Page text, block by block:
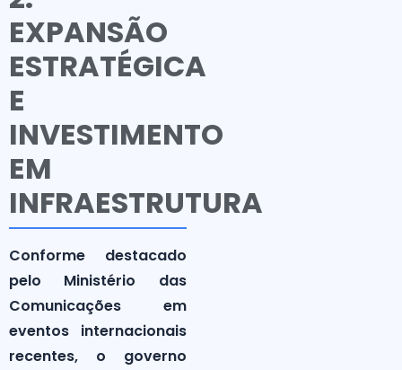
EXPANSÃO
ESTRATÉGICA
E
INVESTIMENTO
EM
INFRAESTRUTURA
Conforme destacado
pelo Ministério das
Comunicações em
eventos internacionais
recentes, o governo